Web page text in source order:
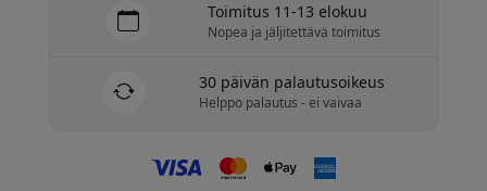
Toimitus 11-13 elokuu
Nopea ja jäljitettävä toimitus
30 päivän palautusoikeus
Helppo palautus - ei vaivaa